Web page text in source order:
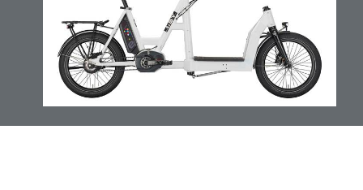
Böttcher